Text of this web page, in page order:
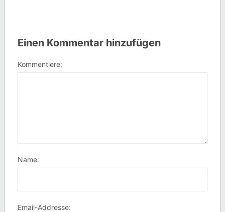
Einen Kommentar hinzufügen
Kommentiere:
Name:
Email-Addresse: